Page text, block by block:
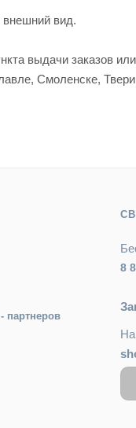
внешний вид.
выдачи заказов
Смоленске,
партнеров
8